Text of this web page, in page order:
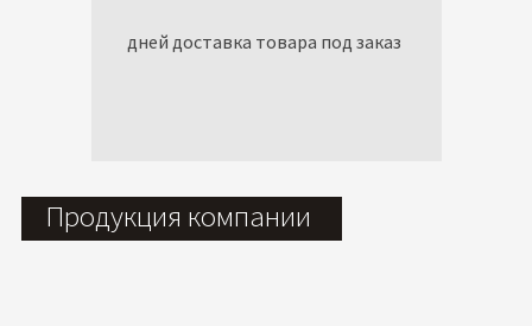
дней доставка товара под заказ
Продукция компании